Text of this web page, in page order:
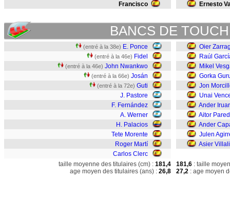
Francisco Ernesto
BANCS DE
(entré à la 38e) E. Ponce
(entré à la 46e) Fidel
(entré à la 46e) John Nwankwo
(entré à la 66e) Josán
(entré à la 72e) Guti
J. Pastore
F. Fernández
A. Werner
H. Palacios
Tete Morente
Roger Martí
Carlos Clerc
Oier
Raúl
Mikel
Gorka
Jon
Unai
Ander
Aitor
Ander
Julen
Asier
taille moyenne des titulaires (cm) : 181,4
age moyen des titulaires (ans) : 26,8
181,6 : taille
27,2 : age moyen